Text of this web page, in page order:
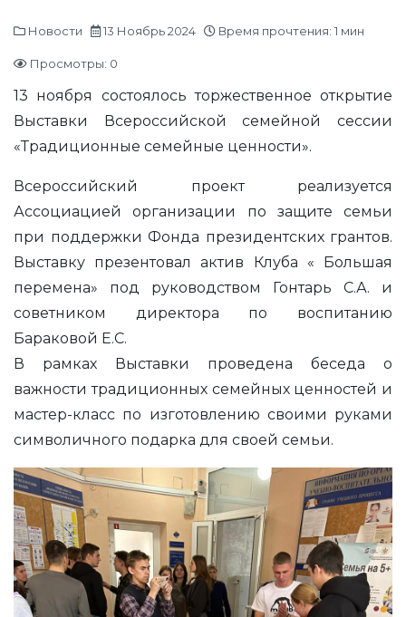
Новости 13 Ноябрь 2024 Время прочтения: 1 мин
Просмотры: 0
13 ноября состоялось торжественное открытие
Выставки Всероссийской семейной сессии
«Традиционные семейные ценности».
Всероссийский проект реализуется
Ассоциацией организации по защите семьи
при поддержки Фонда президентских грантов.
Выставку презентовал актив Клуба « Большая
перемена» под руководством Гонтарь С.А. и
советником директора по воспитанию
Бараковой Е.С.
В рамках Выставки проведена беседа о
важности традиционных семейных ценностей и
мастер-класс по изготовлению своими руками
символичного подарка для своей семьи.